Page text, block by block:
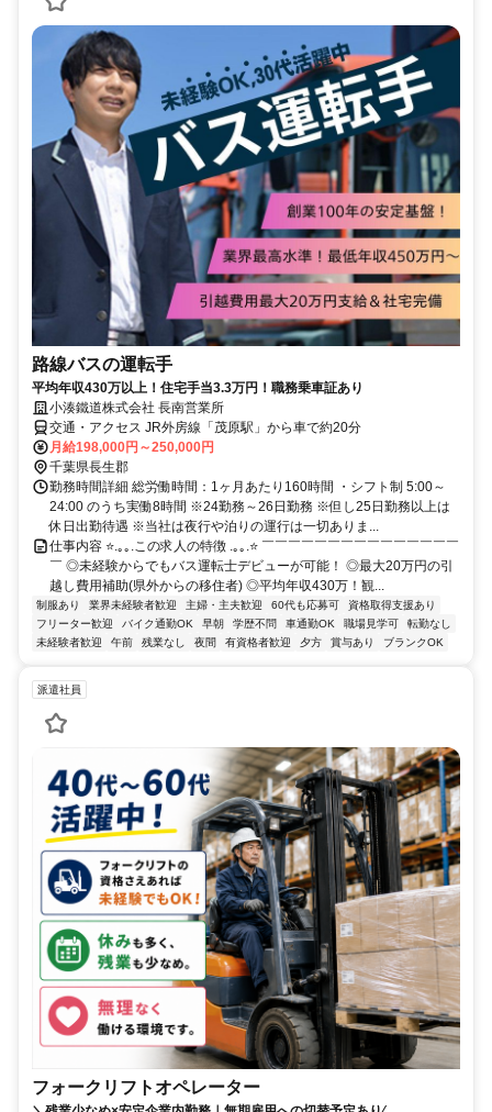
路線バスの運転手
平均年収430万以上！住宅手当3.3万円！職務乗車証あり
小湊鐵道株式会社 長南営業所
交通・アクセス JR外房線「茂原駅」から車で約20分
月給198,000円～250,000円
千葉県長生郡
勤務時間詳細 総労働時間：1ヶ月あたり160時間 ・シフト制 5:00～
24:00 のうち実働8時間 ※24勤務～26日勤務 ※但し25日勤務以上は
休日出勤待遇 ※当社は夜行や泊りの運行は一切ありま...
仕事内容 ⭐.｡｡.この求人の特徴 .｡｡.⭐ ￣￣￣￣￣￣￣￣￣￣￣￣￣￣￣
￣ ◎未経験からでもバス運転士デビューが可能！ ◎最大20万円の引
越し費用補助(県外からの移住者) ◎平均年収430万！観...
制服あり 業界未経験者歓迎 主婦・主夫歓迎 60代も応募可
資格取得支援あり
フリーター歓迎
バイク通勤OK 早朝 学歴不問 車通勤OK 職場見学可
転勤なし
未経験者歓迎
午前 残業なし 夜間 有資格者歓迎 夕方 賞与あり ブランクOK
派遣社員
フォークリフトオペレーター